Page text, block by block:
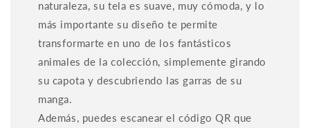
naturaleza, su tela es suave, muy cómoda, y lo
más importante su diseño te permite
transformarte en uno de los fantásticos
animales de la colección, simplemente girando
su capota y descubriendo las garras de su
manga.
Además, puedes escanear el código QR que